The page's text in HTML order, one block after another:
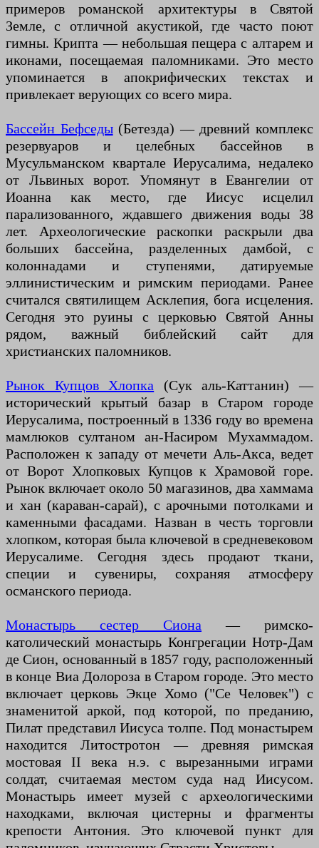
примеров романской архитектуры в Святой
Земле, с отличной акустикой, где часто поют
гимны. Крипта — небольшая пещера с алтарем и
иконами, посещаемая паломниками. Это место
упоминается в апокрифических текстах и
привлекает верующих со всего мира.
Бассейн Бефседы(Бетезда) — древний комплекс
резервуаров и целебных бассейнов в
Мусульманском квартале Иерусалима, недалеко
от Львиных ворот. Упомянут в Евангелии от
Иоанна как место, где Иисус исцелил
парализованного, ждавшего движения воды 38
лет. Археологические раскопки раскрыли два
больших бассейна, разделенных дамбой, с
колоннадами и ступенями, датируемые
эллинистическим и римским периодами. Ранее
считался святилищем Асклепия, бога исцеления.
Сегодня это руины с церковью Святой Анны
рядом, важный библейский сайт для
христианских паломников.
Рынок Купцов Хлопка (Сук аль-Каттанин) —
исторический крытый базар в Старом городе
Иерусалима, построенный в 1336 году во времена
мамлюков султаном ан-Насиром Мухаммадом.
Расположен к западу от мечети Аль-Акса, ведет
от Ворот Хлопковых Купцов к Храмовой горе.
Рынок включает около 50 магазинов, два хаммама
и хан (караван-сарай), с арочными потолками и
каменными фасадами. Назван в честь торговли
хлопком, которая была ключевой в средневековом
Иерусалиме. Сегодня здесь продают ткани,
специи и сувениры, сохраняя атмосферу
османского периода.
Монастырь сестер Сиона — римско-
католический монастырь Конгрегации Нотр-Дам
де Сион, основанный в 1857 году, расположенный
в конце Виа Долороза в Старом городе. Это место
включает церковь Экце Хомо ("Се Человек") с
знаменитой аркой, под которой, по преданию,
Пилат представил Иисуса толпе. Под монастырем
находится Литостротон — древняя римская
мостовая II века н.э. с вырезанными играми
солдат, считаемая местом суда над Иисусом.
Монастырь имеет музей с археологическими
находками, включая цистерны и фрагменты
крепости Антония. Это ключевой пункт для